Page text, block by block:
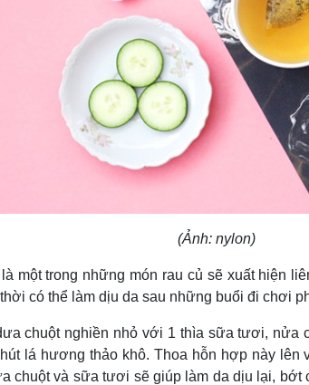
(Ảnh: nylon)
một trong những món rau củ sẽ xuất hiện
có thể làm dịu da sau những buổi đi chơi
chuột nghiền nhỏ với 1 thìa sữa tươi, nửa
lá hương thảo khô. Thoa hỗn hợp này lên
chuột và sữa tươi sẽ giúp làm da dịu lại, bớt